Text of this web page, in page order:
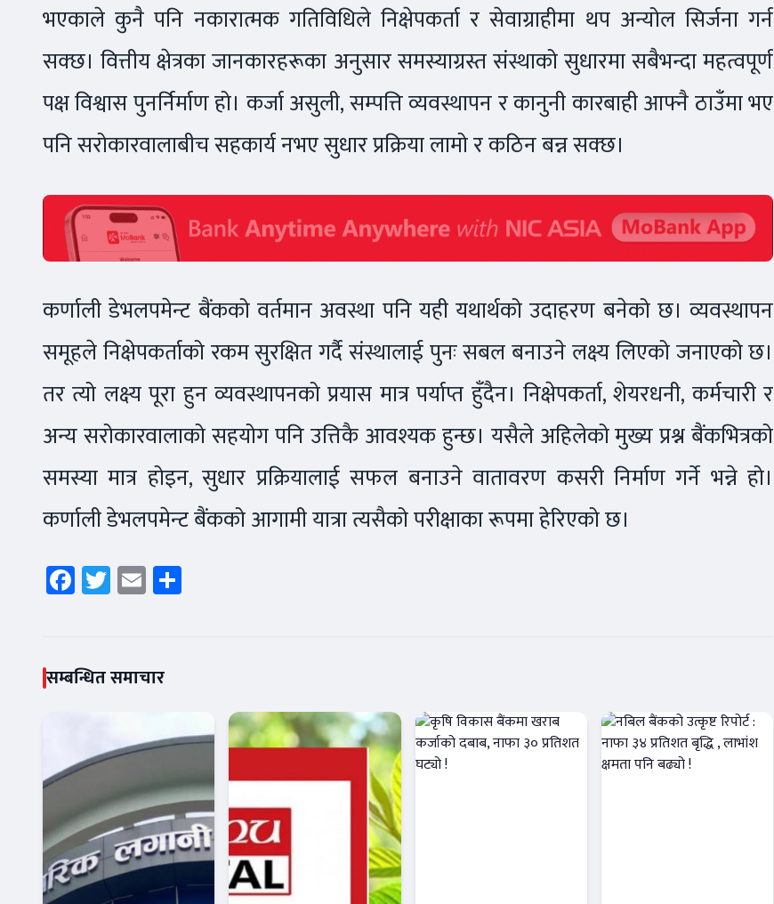
भएकाले कुनै पनि नकारात्मक गतिविधिले निक्षेपकर्ता र सेवाग्राहीमा थप अन्योल सिर्जना गर्न
सक्छ। वित्तीय क्षेत्रका जानकारहरूका अनुसार समस्याग्रस्त संस्थाको सुधारमा सबैभन्दा महत्वपूर्ण
पक्ष विश्वास पुनर्निर्माण हो। कर्जा असुली, सम्पत्ति व्यवस्थापन र कानुनी कारबाही आफ्नै ठाउँमा भए
पनि सरोकारवालाबीच सहकार्य नभए सुधार प्रक्रिया लामो र कठिन बन्न सक्छ।
कर्णाली डेभलपमेन्ट बैंकको वर्तमान अवस्था पनि यही यथार्थको उदाहरण बनेको छ। व्यवस्थापन
समूहले निक्षेपकर्ताको रकम सुरक्षित गर्दै संस्थालाई पुनः सबल बनाउने लक्ष्य लिएको जनाएको छ।
तर त्यो लक्ष्य पूरा हुन व्यवस्थापनको प्रयास मात्र पर्याप्त हुँदैन। निक्षेपकर्ता, शेयरधनी, कर्मचारी र
अन्य सरोकारवालाको सहयोग पनि उत्तिकै आवश्यक हुन्छ। यसैले अहिलेको मुख्य प्रश्न बैंकभित्रको
समस्या मात्र होइन, सुधार प्रक्रियालाई सफल बनाउने वातावरण कसरी निर्माण गर्ने भन्ने हो।
कर्णाली डेभलपमेन्ट बैंकको आगामी यात्रा त्यसैको परीक्षाका रूपमा हेरिएको छ।
Facebook
Twitter
Email
सम्बन्धित समाचार